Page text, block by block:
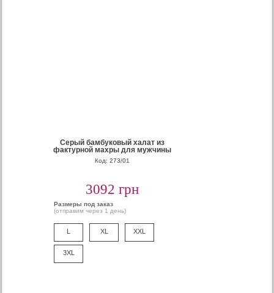
Серый бамбуковый халат из
фактурной махры для мужчины
Код: 273/01
3092 грн
Размеры под заказ
(отправим через 1 день)
L XL XXL
3XL